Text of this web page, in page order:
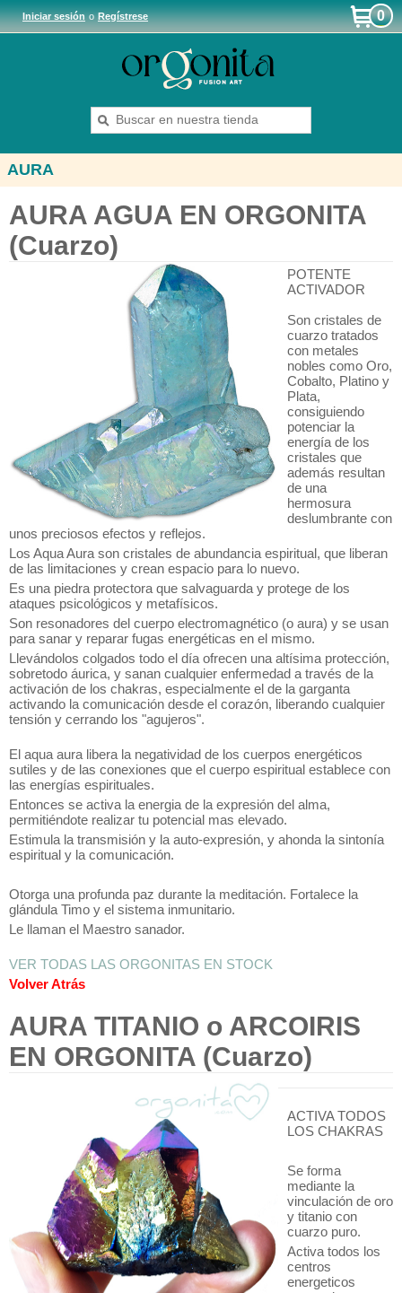
Iniciar sesiónoRegístrese 0
AURA
AURA AGUA EN ORGONITA
(Cuarzo)
POTENTE
ACTIVADOR
Son cristales de
cuarzo tratados
con metales
nobles como Oro,
Cobalto, Platino y
Plata,
consiguiendo
potenciar la
energía de los
cristales que
además resultan
de una
hermosura
deslumbrante con
unos preciosos efectos y reflejos.
Los Aqua Aura son cristales de abundancia espiritual, que liberan
de las limitaciones y crean espacio para lo nuevo.
Es una piedra protectora que salvaguarda y protege de los
ataques psicológicos y metafísicos.
Son resonadores del cuerpo electromagnético (o aura) y se usan
para sanar y reparar fugas energéticas en el mismo.
Llevándolos colgados todo el día ofrecen una altísima protección,
sobretodo áurica, y sanan cualquier enfermedad a través de la
activación de los chakras, especialmente el de la garganta
activando la comunicación desde el corazón, liberando cualquier
tensión y cerrando los "agujeros".
El aqua aura libera la negatividad de los cuerpos energéticos
sutiles y de las conexiones que el cuerpo espiritual establece con
las energías espirituales.
Entonces se activa la energia de la expresión del alma,
permitiéndote realizar tu potencial mas elevado.
Estimula la transmisión y la auto-expresión, y ahonda la sintonía
espiritual y la comunicación.
Otorga una profunda paz durante la meditación. Fortalece la
glándula Timo y el sistema inmunitario.
Le llaman el Maestro sanador.
VER TODAS LAS ORGONITAS EN STOCK
Volver Atrás
AURA TITANIO o ARCOIRIS
EN ORGONITA (Cuarzo)
ACTIVA TODOS
LOS CHAKRAS
Se forma
mediante la
vinculación de oro
y titanio con
cuarzo puro.
Activa todos los
centros
energeticos